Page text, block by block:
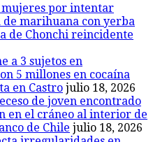
mujeres por intentar
marihuana con yerba
de Chonchi reincidente
a 3 sujetos en
5 millones en cocaína
en Castro julio 18, 2026
de joven encontrado
en el cráneo al interior de
de Chile julio 18, 2026